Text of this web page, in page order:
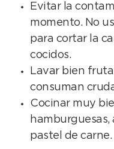
Evitar la
momento. No
para cortar la
cocidos.
Lavar bien
consuman
Cocinar muy
hamburguesas,
pastel de carne.